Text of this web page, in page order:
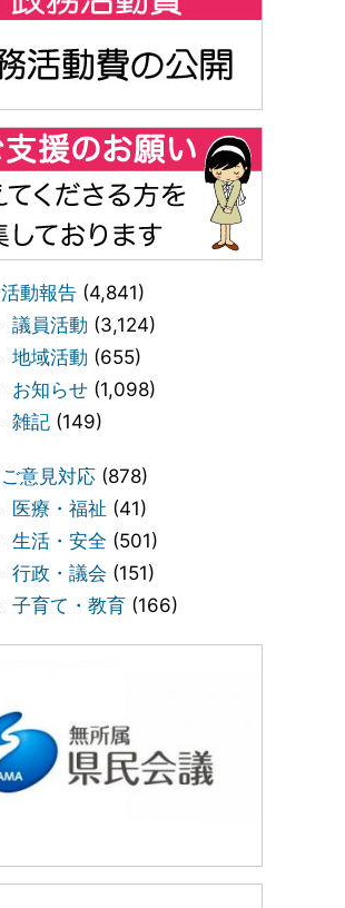
活動報告 (4,841)
議員活動 (3,124)
地域活動 (655)
お知らせ (1,098)
雑記 (149)
ご意見対応 (878)
医療・福祉 (41)
生活・安全 (501)
行政・議会 (151)
子育て・教育 (166)